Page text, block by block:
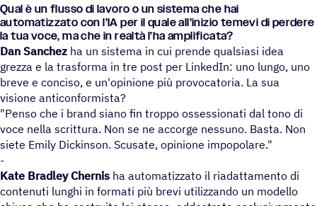
Qual è un flusso di lavoro o un sistema che hai
auto­ma­tiz­zato con l’IA per il quale all’i­ni­zio temevi di perdere
la tua voce, ma che in realtà l’ha amplificata?
Dan Sanchez ha un sistema in cui prende qualsiasi idea
grezza e la trasforma in tre post per LinkedIn: uno lungo, uno
breve e conciso, e un'opinione più provocatoria. La sua
visione anticonformista?
"Penso che i brand siano fin troppo ossessionati dal tono di
voce nella scrittura. Non se ne accorge nessuno. Basta. Non
siete Emily Dickinson. Scusate, opinione impopolare."
-
Kate Bradley Chernis ha automatizzato il riadattamento di
contenuti lunghi in formati più brevi utilizzando un modello